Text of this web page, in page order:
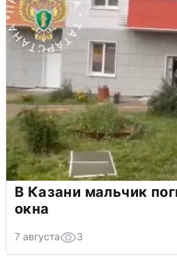
В Казани мальчик
окна
7 августа 3